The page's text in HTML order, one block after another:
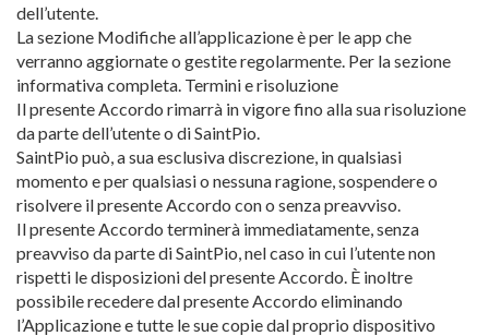
dell’utente.
La sezione Modifiche all’applicazione è per le app che
verranno aggiornate o gestite regolarmente. Per la sezione
informativa completa. Termini e risoluzione
Il presente Accordo rimarrà in vigore fino alla sua risoluzione
da parte dell’utente o di SaintPio.
SaintPio può, a sua esclusiva discrezione, in qualsiasi
momento e per qualsiasi o nessuna ragione, sospendere o
risolvere il presente Accordo con o senza preavviso.
Il presente Accordo terminerà immediatamente, senza
preavviso da parte di SaintPio, nel caso in cui l’utente non
rispetti le disposizioni del presente Accordo. È inoltre
possibile recedere dal presente Accordo eliminando
l’Applicazione e tutte le sue copie dal proprio dispositivo